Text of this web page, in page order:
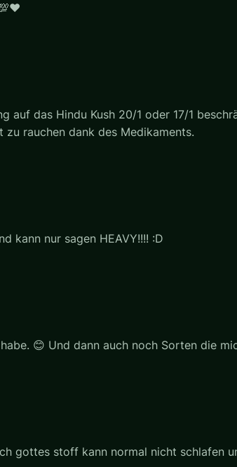
auf das Hindu Kush 20/1 oder 17/1
rauchen dank des Medikaments.
kann nur sagen HEAVY!!!! :D
😊 Und dann auch noch Sorten die
gottes stoff kann normal nicht schlafen